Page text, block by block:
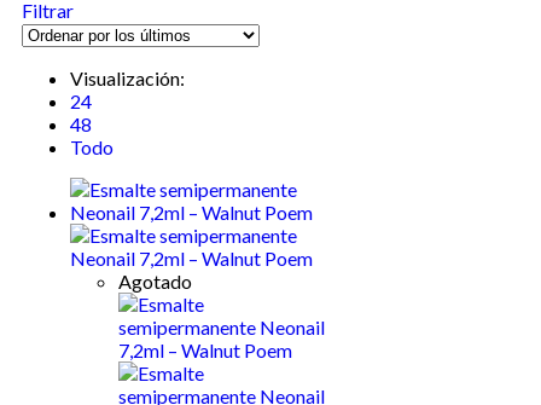
Filtrar
Visualización:
24
48
Todo
Agotado